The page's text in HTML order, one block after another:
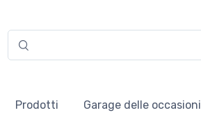
Prodotti Garage delle occasioni